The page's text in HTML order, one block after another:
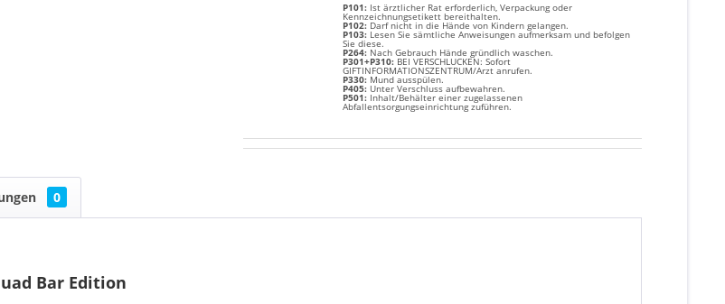
P101: Ist ärztlicher Rat erforderlich, Verpackung oder
Kennzeichnungsetikett bereithalten.
P102: Darf nicht in die Hände von Kindern gelangen.
P103: Lesen Sie sämtliche Anweisungen aufmerksam und befolgen
Sie diese.
P264: Nach Gebrauch Hände gründlich waschen.
P301+P310: BEI VERSCHLUCKEN: Sofort
GIFTINFORMATIONSZENTRUM/Arzt anrufen.
P330: Mund ausspülen.
P405: Unter Verschluss aufbewahren.
P501: Inhalt/Behälter einer zugelassenen
Abfallentsorgungseinrichtung zuführen.
0
Bar Edition